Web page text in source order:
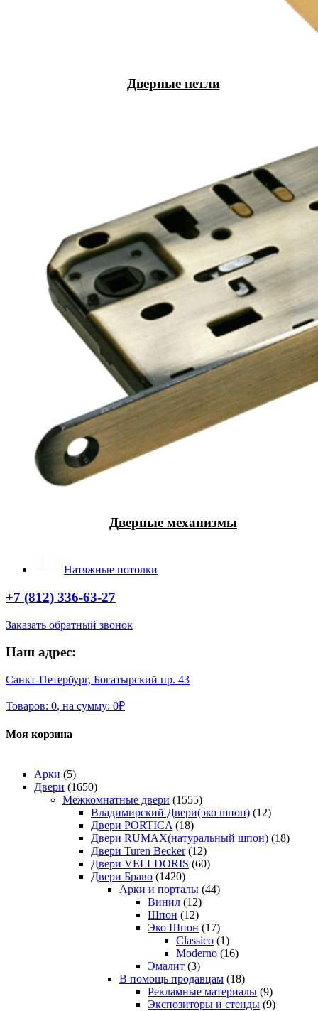
Дверные петли
Дверные механизмы
Натяжные потолки
+7 (812) 336-63-27
Заказать обратный звонок
Наш адрес:
Санкт-Петербург, Богатырский пр. 43
Товаров: 0, на сумму: 0₽
Моя корзина
Арки (5)
Двери (1650)
Межкомнатные двери (1555)
Владимирский Двери(эко шпон) (12)
Двери PORTICA (18)
Двери RUMAX(натуральный шпон) (18)
Двери Turen Becker (12)
Двери VELLDORIS (60)
Двери Браво (1420)
Арки и порталы (44)
Винил (12)
Шпон (12)
Эко Шпон (17)
Classico (1)
Moderno (16)
Эмалит (3)
В помощь продавцам (18)
Рекламные материалы (9)
Экспозиторы и стенды (9)